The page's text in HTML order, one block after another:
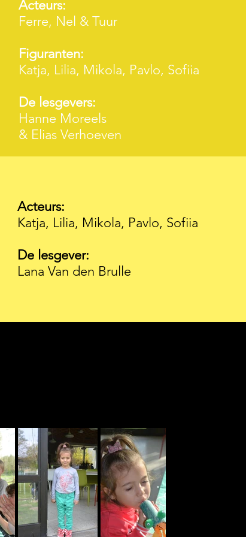
Acteurs:
Ferre, Nel & Tuur
Figuranten:
Katja, Lilia, Mikola, Pavlo, Sofiia
De lesgevers:
Hanne Moreels
& Elias Verhoeven
Acteurs:
Katja, Lilia, Mikola, Pavlo, Sofiia
De lesgever:
Lana Van den Brulle